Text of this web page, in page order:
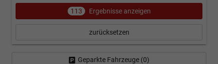
113 Ergebnisse anzeigen
zurücksetzen
Geparkte Fahrzeuge (0)